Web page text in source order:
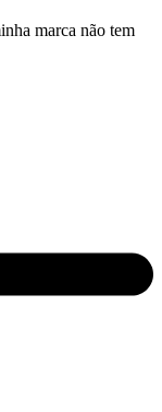
marca não tem